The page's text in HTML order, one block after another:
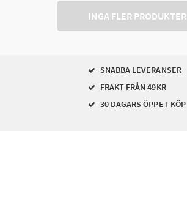
INGA FLER PRODUKTER
SNABBA LEVERANSER
FRAKT FRÅN 49KR
30 DAGARS ÖPPET KÖP